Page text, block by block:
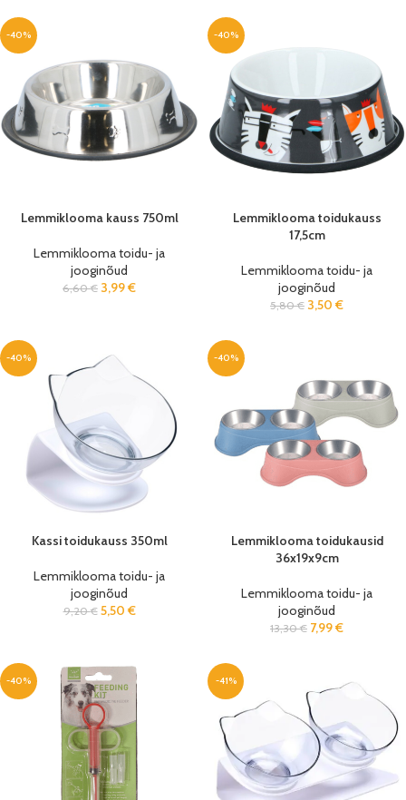
-40%
Lemmiklooma kauss 750ml
Lemmiklooma toidu- ja
jooginõud
6,60€ 3,99€
-40%
Lemmiklooma toidukauss
17,5cm
Lemmiklooma toidu- ja
jooginõud
5,80€ 3,50 €
-40%
Kassi toidukauss 350ml
Lemmiklooma toidu- ja
jooginõud
9,20€ 5,50 €
-40%
Lemmiklooma toidukausid
36x19x9cm
Lemmiklooma toidu- ja
jooginõud
13,30€ 7,99€
-40% -41%